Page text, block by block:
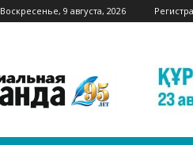
Воскресенье, 9 августа, 2026